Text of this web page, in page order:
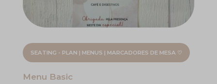
SEATING - PLAN | MENUS | MARCADORES DE MESA ♡
Menu Basic